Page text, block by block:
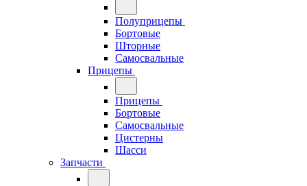
Полуприцепы
Бортовые
Шторные
Самосвальные
Прицепы
Прицепы
Бортовые
Самосвальные
Цистерны
Шасси
Запчасти